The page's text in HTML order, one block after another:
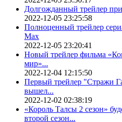
Долгожданный трейлер
2022-12-05 23:25:58
Полноценный трейлер
Max
2022-12-05 23:20:41
Новый трейлер фильма
мир»...
2022-12-04 12:15:50
Первый трейлер "Стражи
вышел...
2022-12-02 02:38:19
«Король Талсы 2 сезон»
второй сезон...